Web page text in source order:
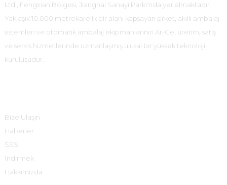
Ltd., Fengxian Bölgesi, Jianghai Sanayi Parkı'nda yer almaktadır.
Yaklaşık 10.000 metrekarelik bir alanı kapsayan şirket, akıllı ambalaj
sistemleri ve otomatik ambalaj ekipmanlarının Ar-Ge, üretim, satış
ve servis hizmetlerinde uzmanlaşmış ulusal bir yüksek teknoloji
kuruluşudur.
Bize Ulaşın
Haberler
SSS
İndirmek
Hakkımızda